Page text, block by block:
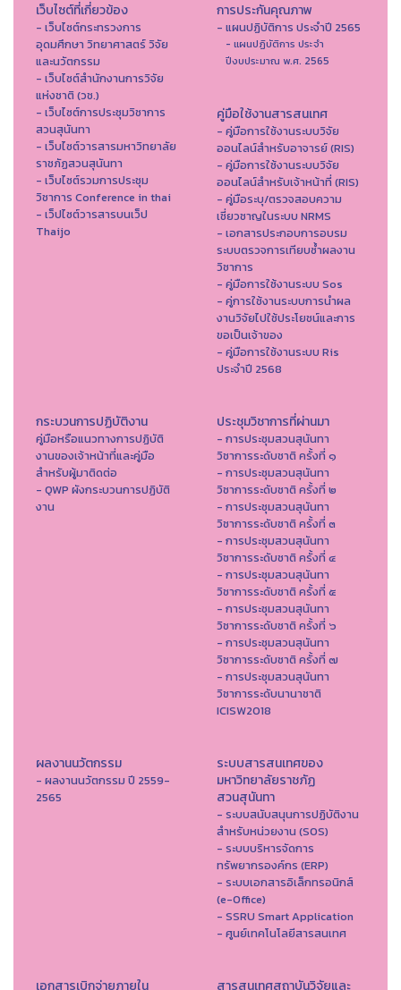
เว็บไซต์ที่เกี่ยวข้อง
- เว็บไซต์กระทรวงการ
อุดมศึกษา วิทยาศาสตร์ วิจัย
และนวัตกรรม
- เว็บไซต์สำนักงานการวิจัย
แห่งชาติ (วช.)
- เว็บไซต์การประชุมวิชาการ
สวนสุนันทา
- เว็บไซต์วารสารมหาวิทยาลัย
ราชภัฏสวนสุนันทา
- เว็บไซต์รวมการประชุม
วิชาการ Conference in thai
- เว็ปไซต์วารสารบนเว็ป
Thaijo
การประกันคุณภาพ
- แผนปฏิบัติการ ประจำปี 2565
- แผนปฏิบัติการ ประจำ
ปีงบประมาณ พ.ศ. 2565
คู่มือใช้งานสารสนเทศ
- คู่มือการใช้งานระบบวิจัย
ออนไลน์สำหรับอาจารย์ (RIS)
- คู่มือการใช้งานระบบวิจัย
ออนไลน์สำหรับเจ้าหน้าที่ (RIS)
- คู่มือระบุ/ตรวจสอบความ
เชี่ยวชาญในระบบ NRMS
- เอกสารประกอบการอบรม
ระบบตรวจการเทียบซ้ำผลงาน
วิชาการ
- คู่มือการใช้งานระบบ Sos
- คู่การใช้งานระบบการนำผล
งานวิจัยไปใช้ประโยชน์และการ
ขอเป็นเจ้าของ
- คู่มือการใช้งานระบบ Ris
ประจำปี 2568
กระบวนการปฏิบัติงาน
คู่มือหรือแนวทางการปฏิบัติ
งานของเจ้าหน้าที่และคู่มือ
สำหรับผู้มาติดต่อ
- QWP ผังกระบวนการปฏิบัติ
งาน
ประชุมวิชาการที่ผ่านมา
- การประชุมสวนสุนันทา
วิชาการระดับชาติ ครั้งที่ ๑
- การประชุมสวนสุนันทา
วิชาการระดับชาติ ครั้งที่ ๒
- การประชุมสวนสุนันทา
วิชาการระดับชาติ ครั้งที่ ๓
- การประชุมสวนสุนันทา
วิชาการระดับชาติ ครั้งที่ ๔
- การประชุมสวนสุนันทา
วิชาการระดับชาติ ครั้งที่ ๕
- การประชุมสวนสุนันทา
วิชาการระดับชาติ ครั้งที่ ๖
- การประชุมสวนสุนันทา
วิชาการระดับชาติ ครั้งที่ ๗
- การประชุมสวนสุนันทา
วิชาการระดับนานาชาติ
ICISW2018
ผลงานนวัตกรรม
- ผลงานนวัตกรรม ปี 2559-
2565
ระบบสารสนเทศของ
มหาวิทยาลัยราชภัฏ
สวนสุนันทา
- ระบบสนับสนุนการปฏิบัติงาน
สำหรับหน่วยงาน (SOS)
- ระบบบริหารจัดการ
ทรัพยากรองค์กร (ERP)
- ระบบเอกสารอิเล็กทรอนิกส์
(e-Office)
- SSRU Smart Application
- ศูนย์เทคโนโลยีสารสนเทศ
เอกสารเบิกจ่ายภายใน สารสนเทศสถาบันวิจัยและ